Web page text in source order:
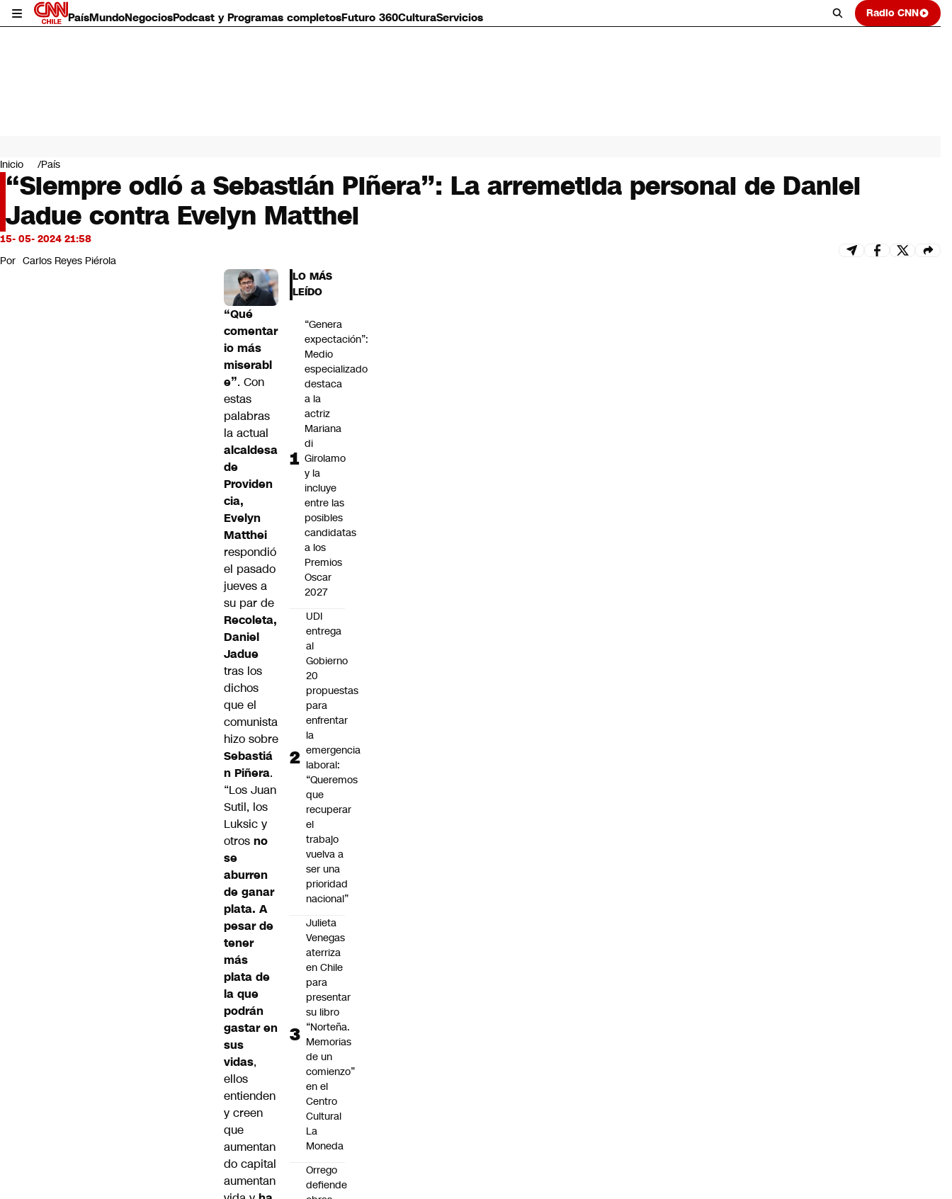
PaísMundoNegociosPodcast y Programas completosFuturo 360CulturaServicios Radio CNN
Mundo
Negocios
Deportes
Programas completos
Cultura
Servicios
Bits
CNN Data
Inicio País
“Siempre odió a Sebastián Piñera”: La arremetida personal de Daniel
Jadue contra Evelyn Matthei
15- 05- 2024 21:58
Por Carlos Reyes Piérola
“Qué
comentar
io más
miserabl
e”. Con
estas
palabras
la actual
alcaldesa
de
Providen
cia,
Evelyn
Matthei
respondió
el pasado
jueves a
su par de
Recoleta,
Daniel
Jadue
tras los
dichos
que el
comunista
hizo sobre
Sebastiá
n Piñera.
“Los Juan
Sutil, los
Luksic y
otros no
se
aburren
de ganar
plata. A
pesar de
tener
más
plata de
la que
podrán
gastar en
sus
vidas,
ellos
entienden
y creen
que
aumentan
do capital
aumentan
LO MÁS
LEÍDO
“Genera
expectación”:
Medio
especializado
destaca
a la
actriz
Mariana
di
Girolamo
y la
incluye
entre las
posibles
candidatas
a los
Premios
Oscar
2027
UDI
entrega
al
Gobierno
20
propuestas
para
enfrentar
la
emergencia
laboral:
“Queremos
que
recuperar
el
trabajo
vuelva a
ser una
prioridad
nacional”
Julieta
Venegas
aterriza
en Chile
para
presentar
su libro
“Norteña.
Memorias
de un
comienzo”
en el
Centro
Cultural
La
Moneda
Orrego
defiende